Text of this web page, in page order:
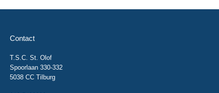
Contact
T.S.C. St. Olof
Spoorlaan 330-332
5038 CC Tilburg